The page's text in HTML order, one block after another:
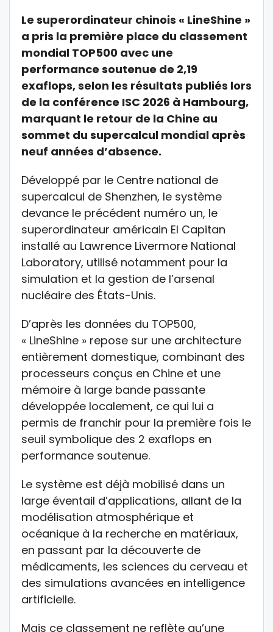
Le superordinateur chinois « LineShine »
a pris la première place du classement
mondial TOP500 avec une
performance soutenue de 2,19
exaflops, selon les résultats publiés lors
de la conférence ISC 2026 à Hambourg,
marquant le retour de la Chine au
sommet du supercalcul mondial après
neuf années d’absence.
Développé par le Centre national de
supercalcul de Shenzhen, le système
devance le précédent numéro un, le
superordinateur américain El Capitan
installé au Lawrence Livermore National
Laboratory, utilisé notamment pour la
simulation et la gestion de l’arsenal
nucléaire des États-Unis.
D’après les données du TOP500,
« LineShine » repose sur une architecture
entièrement domestique, combinant des
processeurs conçus en Chine et une
mémoire à large bande passante
développée localement, ce qui lui a
permis de franchir pour la première fois le
seuil symbolique des 2 exaflops en
performance soutenue.
Le système est déjà mobilisé dans un
large éventail d’applications, allant de la
modélisation atmosphérique et
océanique à la recherche en matériaux,
en passant par la découverte de
médicaments, les sciences du cerveau et
des simulations avancées en intelligence
artificielle.
Mais ce classement ne reflète qu’une